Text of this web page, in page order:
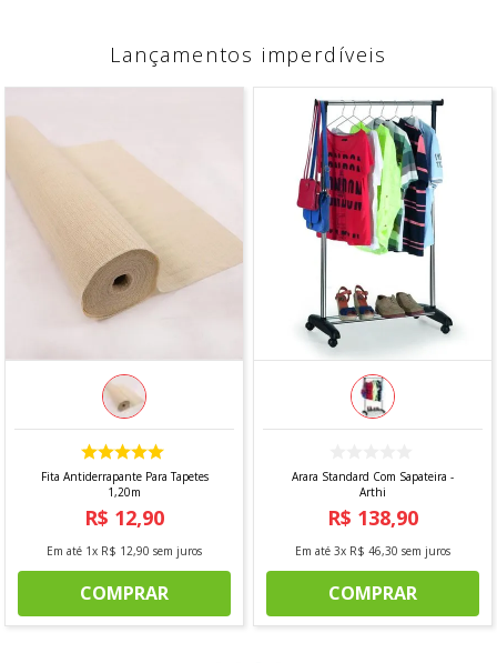
Lançamentos imperdíveis
Fita Antiderrapante Para Tapetes
1,20m
R$ 12,90
Em até 1x R$ 12,90 sem juros
COMPRAR
Arara Standard Com Sapateira -
Arthi
R$ 138,90
Em até 3x R$ 46,30 sem juros
COMPRAR